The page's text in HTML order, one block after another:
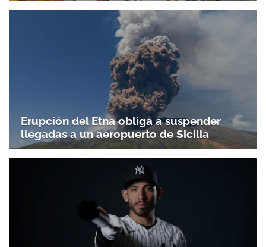
Erupción del Etna obliga a suspender
llegadas a un aeropuerto de Sicilia